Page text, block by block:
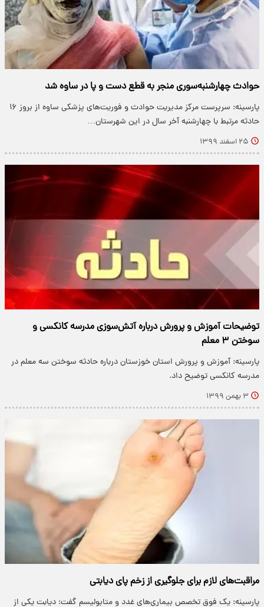
حوادث چهارشنبه‌سوری منجر به قطع دست و پا در ساوه شد
پارسینه: سرپرست مرکز مدیریت حوادث و فوریت‌های پزشکی ساوه از بروز ۱۶
حادثه مرتبط با چهارشنبه آخر سال در این شهرستان…
۲۵ اسفند ۱۳۹۹
توضیحات آموزش و پرورش درباره آتش‌سوزی مدرسه کانکسی و
سوختن ۳ معلم
پارسینه: آموزش و پرورش استان خوزستان درباره حادثه سوختن سه معلم در
مدرسه کانکسی توضیح داد.
۳ بهمن ۱۳۹۹
مراقبت‌های لازم برای جلوگیری از زخم پای دیابتی
پارسینه: یک فوق تخصص بیماری‌های غدد و متابولیسم گفت: دیابت یکی از